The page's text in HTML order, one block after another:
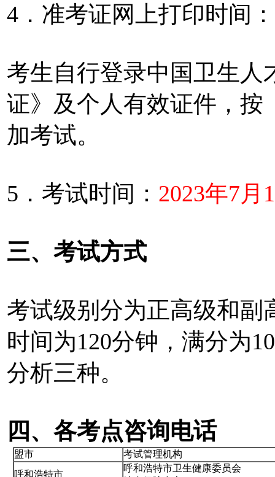
4．准考证网上打印时间：
考生自行登录中国卫生人
证》及个人有效证件，按
加考试。
5．考试时间： 2023年7
三、考试方式
考试级别分为正高级和副
时间为120分钟，满分为
分析三种。
四、各考点咨询电话
盟市
考试管理机构
呼和浩特市
呼和浩特市卫生健康委员会